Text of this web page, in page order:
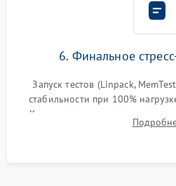
6. Финальное
Запуск тестов (Linpack,
стабильности при 100%
Контроль температурных
троттлинга и подготовка